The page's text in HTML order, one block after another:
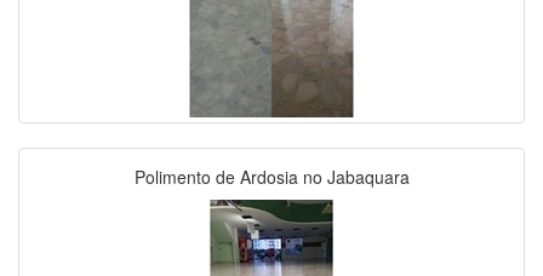
Polimento de Ardosia no Jabaquara